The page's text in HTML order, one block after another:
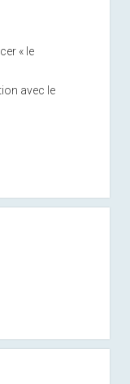
« le
avec le